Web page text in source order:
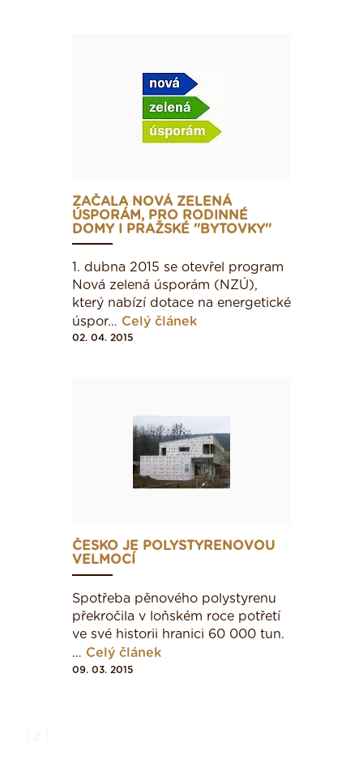
ZAČALA NOVÁ ZELENÁ
ÚSPORÁM, PRO RODINNÉ
DOMY I PRAŽSKÉ ''BYTOVKY''
1. dubna 2015 se otevřel program
Nová zelená úsporám (NZÚ),
který nabízí dotace na energetické
úspor… Celý článek
02. 04. 2015
ČESKO JE POLYSTYRENOVOU
VELMOCÍ
Spotřeba pěnového polystyrenu
překročila v loňském roce potřetí
ve své historii hranici 60 000 tun.
… Celý článek
09. 03. 2015